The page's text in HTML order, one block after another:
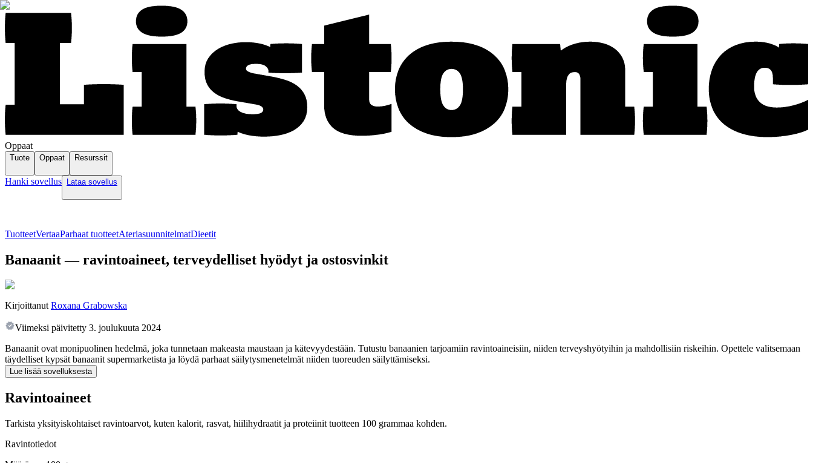
Oppaat
Tuote Oppaat Resurssit
Hanki sovellus Lataa sovellus
TuotteetVertaaParhaat tuotteetAteriasuunnitelmatDieetit
Banaanit — ravintoaineet, terveydelliset hyödyt ja ostosvinkit
Kirjoittanut Roxana Grabowska
Viimeksi päivitetty 3. joulukuuta 2024
Banaanit ovat monipuolinen hedelmä, joka tunnetaan makeasta maustaan ja kätevyydestään. Tutustu banaanien tarjoamiin ravintoaineisiin, niiden terveyshyötyihin ja mahdollisiin riskeihin. Opettele valitsemaan
täydelliset kypsät banaanit supermarketista ja löydä parhaat säilytysmenetelmät niiden tuoreuden säilyttämiseksi.
Lue lisää sovelluksesta
Ravintoaineet
Tarkista yksityiskohtaiset ravintoarvot, kuten kalorit, rasvat, hiilihydraatit ja proteiinit tuotteen 100 grammaa kohden.
Ravintotiedot